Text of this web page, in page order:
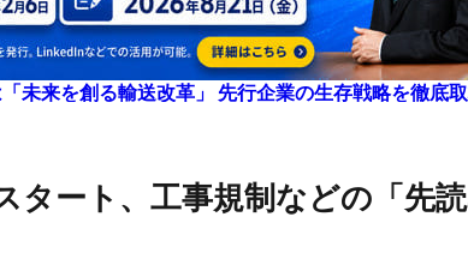
未来を創る輸送改革」 先行企業の生存戦略を徹底